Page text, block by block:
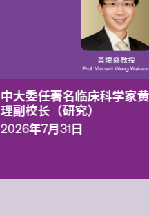
中大委任著名临床科学家
理副校长（研究）
2026年7月31日